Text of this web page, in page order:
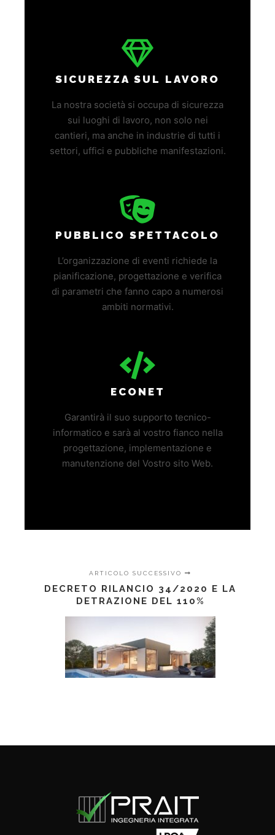
SICUREZZA SUL LAVORO
La nostra società si occupa di sicurezza
sui luoghi di lavoro, non solo nei
cantieri, ma anche in industrie di tutti i
settori, uffici e pubbliche manifestazioni.
PUBBLICO SPETTACOLO
L’organizzazione di eventi richiede la
pianificazione, progettazione e verifica
di parametri che fanno capo a numerosi
ambiti normativi.
ECONET
Garantirà il suo supporto tecnico-
informatico e sarà al vostro fianco nella
progettazione, implementazione e
manutenzione del Vostro sito Web.
ARTICOLO SUCCESSIVO
DECRETO RILANCIO 34/2020 E LA
DETRAZIONE DEL 110%